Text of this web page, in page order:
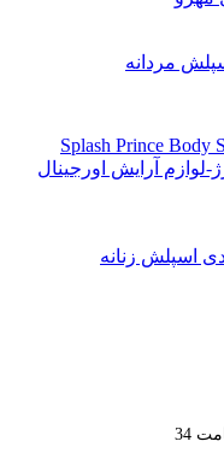
مردانه
اسپلش زنانه
34